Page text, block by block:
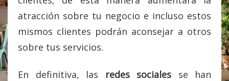
atracción sobre tu negocio e incluso estos
mismos clientes podrán aconsejar a otros
sobre tus servicios.
En definitiva, las redes sociales se han